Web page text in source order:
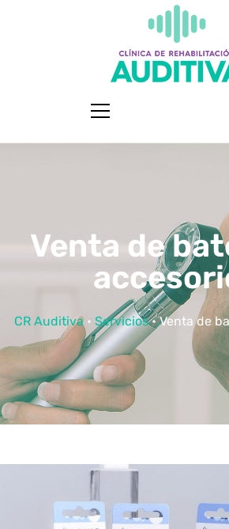
Venta de
CR Auditiva • Servicios• Venta de